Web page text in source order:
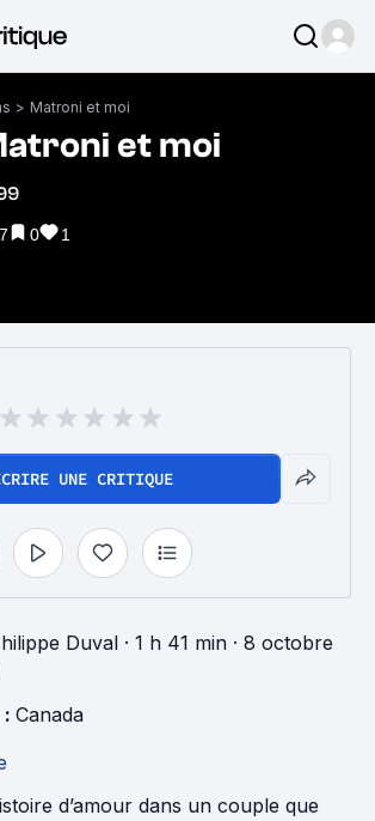
> Matroni et moi
et moi
7 0 1
UNE CRITIQUE
Duval · 1 h 41 min · 8 octobre
Canada
d’amour dans un couple que